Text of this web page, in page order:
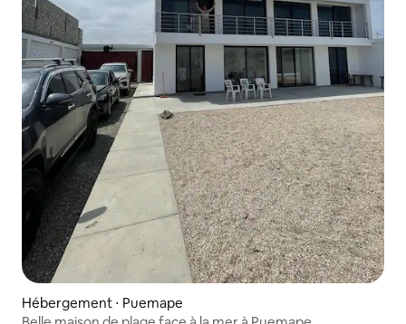
Hébergement ⋅ Puemape